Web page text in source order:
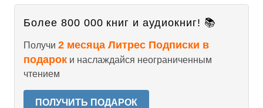
Более 800 000 книг и аудиокниг! 📚
Получи 2 месяца Литрес Подписки в
подарок и наслаждайся неограниченным
чтением
ПОЛУЧИТЬ ПОДАРОК